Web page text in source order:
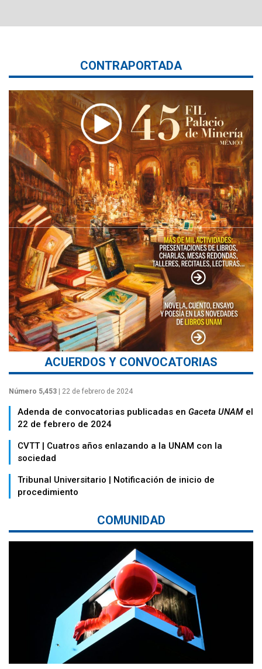
CONTRAPORTADA
ACUERDOS Y CONVOCATORIAS
Número 5,453 | 22 de febrero de 2024
Adenda de convocatorias publicadas en Gaceta UNAM el
22 de febrero de 2024
CVTT | Cuatros años enlazando a la UNAM con la
sociedad
Tribunal Universitario | Notificación de inicio de
procedimiento
COMUNIDAD